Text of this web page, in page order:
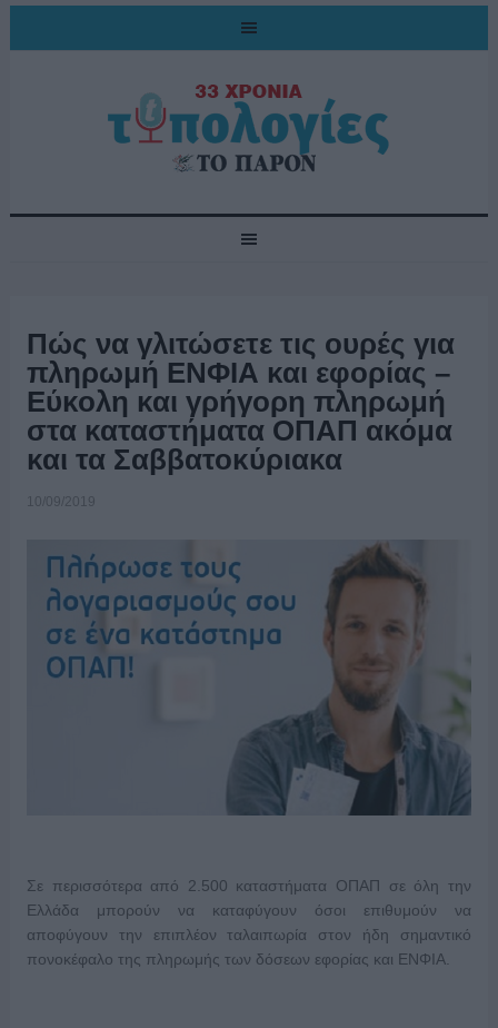
Πώς να γλιτώσετε τις ουρές για
πληρωμή ΕΝΦΙΑ και εφορίας –
Εύκολη και γρήγορη πληρωμή
στα καταστήματα ΟΠΑΠ ακόμα
και τα Σαββατοκύριακα
10/09/2019
Σε περισσότερα από 2.500 καταστήματα ΟΠΑΠ σε όλη την
Ελλάδα μπορούν να καταφύγουν όσοι επιθυμούν να
αποφύγουν την επιπλέον ταλαιπωρία στον ήδη σημαντικό
πονοκέφαλο της πληρωμής των δόσεων εφορίας και ΕΝΦΙΑ.